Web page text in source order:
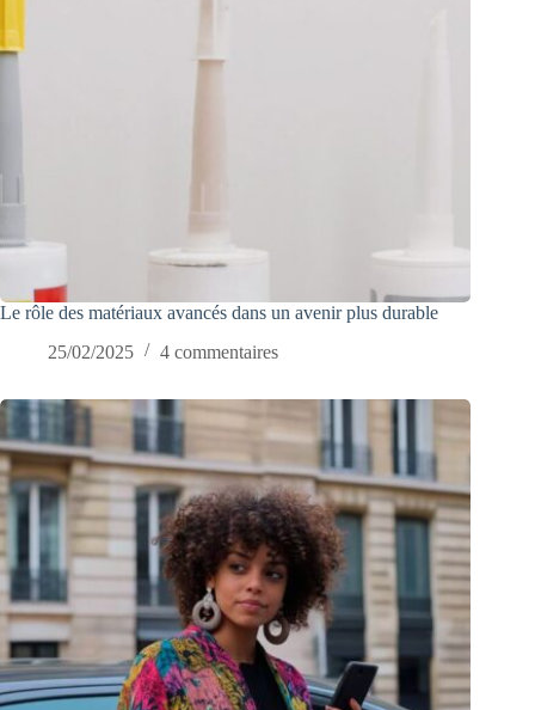
Le rôle des matériaux avancés dans un avenir plus durable
25/02/2025
4 commentaires